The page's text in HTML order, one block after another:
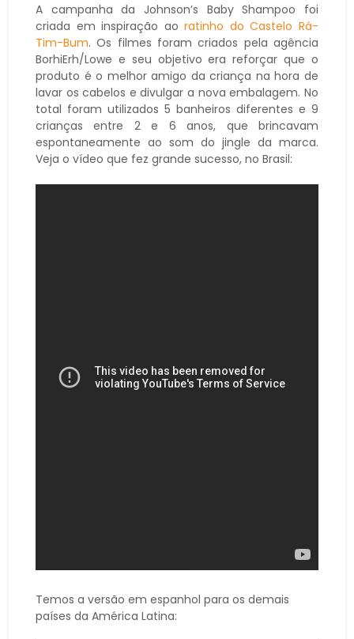
A campanha da Johnson’s Baby Shampoo foi
criada em inspiração aoratinho do Castelo Rá-
Tim-Bum. Os filmes foram criados pela agência
BorhiErh/Lowe e seu objetivo era reforçar que o
produto é o melhor amigo da criança na hora de
lavar os cabelos e divulgar a nova embalagem. No
total foram utilizados 5 banheiros diferentes e 9
crianças entre 2 e 6 anos, que brincavam
espontaneamente ao som do jingle da marca.
Veja o vídeo que fez grande sucesso, no Brasil:
Temos a versão em espanhol para os demais
países da América Latina: